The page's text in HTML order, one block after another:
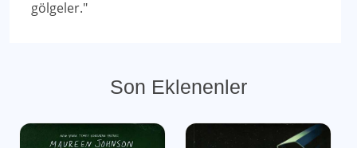
gölgeler."
Son Eklenenler